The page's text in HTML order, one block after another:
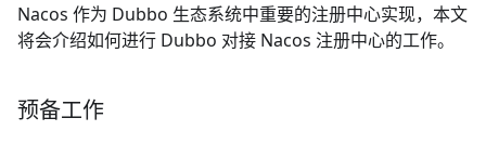
Nacos 作为 Dubbo 生态系统中重要的注册中心实现，本文
将会介绍如何进行 Dubbo 对接 Nacos 注册中心的工作。
预备工作